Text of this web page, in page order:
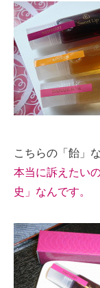
こちらの「飴」
本当に訴えたい
史」なんです。